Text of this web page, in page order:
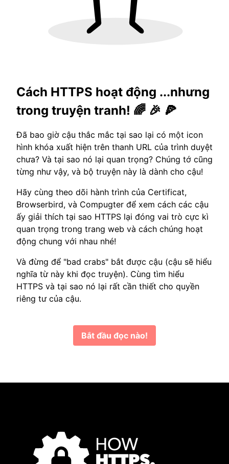
Cách HTTPS hoạt động ...nhưng
trong truyện tranh! 🌈 🎉 🍕
Đã bao giờ cậu thắc mắc tại sao lại có một icon
hình khóa xuất hiện trên thanh URL của trình duyệt
chưa? Và tại sao nó lại quan trọng? Chúng tớ cũng
từng như vậy, và bộ truyện này là dành cho cậu!
Hãy cùng theo dõi hành trình của Certificat,
Browserbird, và Compugter để xem cách các cậu
ấy giải thích tại sao HTTPS lại đóng vai trò cực kì
quan trọng trong trang web và cách chúng hoạt
động chung với nhau nhé!
Và đừng để "bad crabs" bắt được cậu (cậu sẽ hiểu
nghĩa từ này khi đọc truyện). Cùng tìm hiểu
HTTPS và tại sao nó lại rất cần thiết cho quyền
riêng tư của cậu.
Bắt đầu đọc nào!